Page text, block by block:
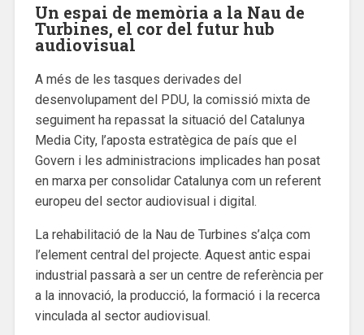
Un espai de memòria a la Nau de
Turbines, el cor del futur hub
audiovisual
A més de les tasques derivades del
desenvolupament del PDU, la comissió mixta de
seguiment ha repassat la situació del Catalunya
Media City, l’aposta estratègica de país que el
Govern i les administracions implicades han posat
en marxa per consolidar Catalunya com un referent
europeu del sector audiovisual i digital.
La rehabilitació de la Nau de Turbines s’alça com
l’element central del projecte. Aquest antic espai
industrial passarà a ser un centre de referència per
a la innovació, la producció, la formació i la recerca
vinculada al sector audiovisual.